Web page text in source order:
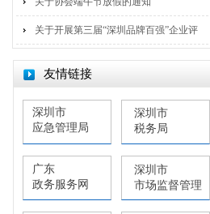
深圳市
税务局
广东
政务服务网
深圳市
市场监督管理
局
深圳市
应急管理局
友情链接
关于开展第三届“深圳品牌百强”企业评